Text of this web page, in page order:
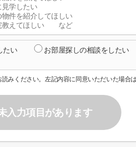
たい お部屋探しの相談をしたい
読みください。左記内容に同意いただいた場合
入力項目があります